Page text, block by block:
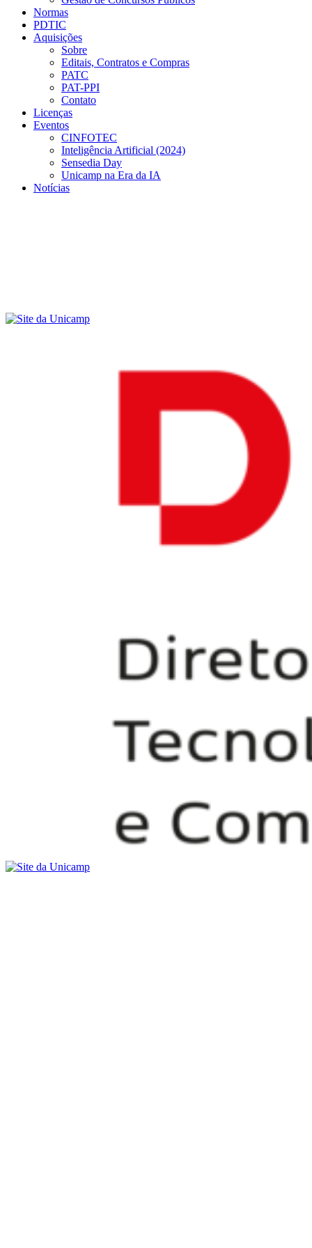
Normas
PDTIC
Aquisições
Sobre
Editais, Contratos e Compras
PATC
PAT-PPI
Contato
Licenças
Eventos
CINFOTEC
Inteligência Artificial (2024)
Sensedia Day
Unicamp na Era da IA
Notícias